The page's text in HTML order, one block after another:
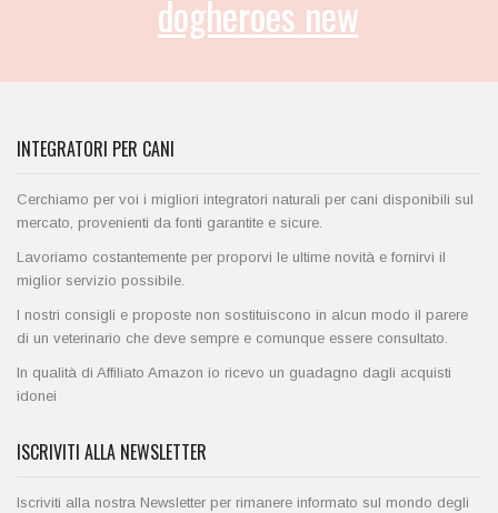
INTEGRATORI PER CANI
Cerchiamo per voi i migliori integratori naturali per cani disponibili sul
mercato, provenienti da fonti garantite e sicure.
Lavoriamo costantemente per proporvi le ultime novità e fornirvi il
miglior servizio possibile.
I nostri consigli e proposte non sostituiscono in alcun modo il parere
di un veterinario che deve sempre e comunque essere consultato.
In qualità di Affiliato Amazon io ricevo un guadagno dagli acquisti
idonei
ISCRIVITI ALLA NEWSLETTER
Iscriviti alla nostra Newsletter per rimanere informato sul mondo degli